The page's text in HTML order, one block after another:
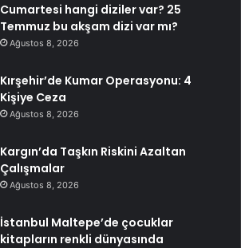
Cumartesi hangi diziler var? 25
Temmuz bu akşam dizi var mı?
Ağustos 8, 2026
Kırşehir’de Kumar Operasyonu: 4
Kişiye Ceza
Ağustos 8, 2026
Kargın’da Taşkın Riskini Azaltan
Çalışmalar
Ağustos 8, 2026
İstanbul Maltepe’de çocuklar
kitapların renkli dünyasında